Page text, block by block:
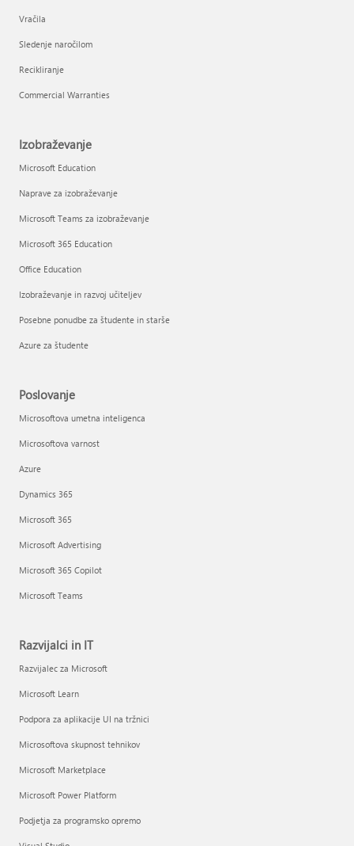
Vračila
Sledenje naročilom
Recikliranje
Commercial Warranties
Izobraževanje
Microsoft Education
Naprave za izobraževanje
Microsoft Teams za izobraževanje
Microsoft 365 Education
Office Education
Izobraževanje in razvoj učiteljev
Posebne ponudbe za študente in starše
Azure za študente
Poslovanje
Microsoftova umetna inteligenca
Microsoftova varnost
Azure
Dynamics 365
Microsoft 365
Microsoft Advertising
Microsoft 365 Copilot
Microsoft Teams
Razvijalci in IT
Razvijalec za Microsoft
Microsoft Learn
Podpora za aplikacije UI na tržnici
Microsoftova skupnost tehnikov
Microsoft Marketplace
Microsoft Power Platform
Podjetja za programsko opremo